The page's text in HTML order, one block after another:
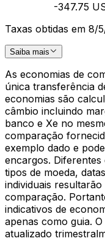
-347.75
Taxas obtidas em 8/
Saiba mais
As economias de
única transferência
economias são
câmbio incluindo
banco e Xe no
comparação
exemplo dado e
encargos. Diferentes
tipos de moeda,
individuais
comparação.
indicativos de
apenas como guia.
atualizado